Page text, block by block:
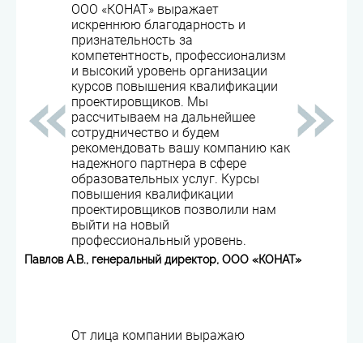
ООО «КОНАТ» выражает
искреннюю благодарность и
признательность за
компетентность, профессионализм
и высокий уровень организации
курсов повышения квалификации
проектировщиков. Мы
рассчитываем на дальнейшее
сотрудничество и будем
рекомендовать вашу компанию как
надежного партнера в сфере
образовательных услуг. Курсы
повышения квалификации
проектировщиков позволили нам
выйти на новый
профессиональный уровень.
Павлов А.В., генеральный директор, ООО «КОНАТ»
От лица компании выражаю